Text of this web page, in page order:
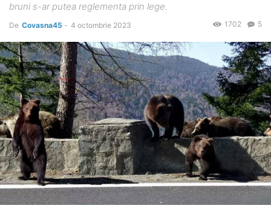
bruni s-ar putea reglementa prin lege.
De Covasna45 - 4 octombrie 2023 5
1702